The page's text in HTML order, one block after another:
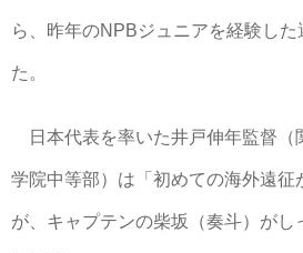
ら、昨年のNPBジュニアを経験し
た。
日本代表を率いた井戸伸年監督（
学院中等部）は「初めての海外遠征
が、キャプテンの柴坂（奏斗）がし